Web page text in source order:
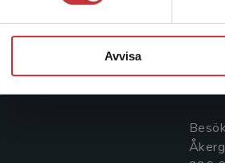
Avvisa
läromedel, kurslitteratur,
digitala
hela kunskapsresan.
046-
Box
221